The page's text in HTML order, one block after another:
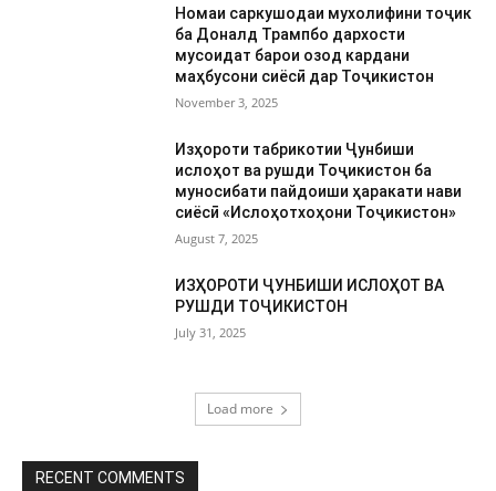
Номаи саркушодаи мухолифини тоҷик
ба Доналд Трампбо дархости
мусоидат барои озод кардани
маҳбусони сиёсӣ дар Тоҷикистон
November 3, 2025
Изҳороти табрикотии Ҷунбиши
ислоҳот ва рушди Тоҷикистон ба
муносибати пайдоиши ҳаракати нави
сиёсӣ «Ислоҳотхоҳони Тоҷикистон»
August 7, 2025
ИЗҲОРОТИ ҶУНБИШИ ИСЛОҲОТ ВА
РУШДИ ТОҶИКИСТОН
July 31, 2025
Load more
RECENT COMMENTS